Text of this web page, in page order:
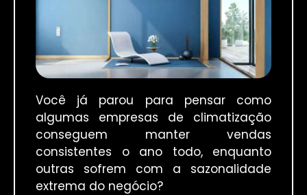
Você já parou para pensar como
algumas empresas de climatização
conseguem manter vendas
consistentes o ano todo, enquanto
outras sofrem com a sazonalidade
extrema do negócio?